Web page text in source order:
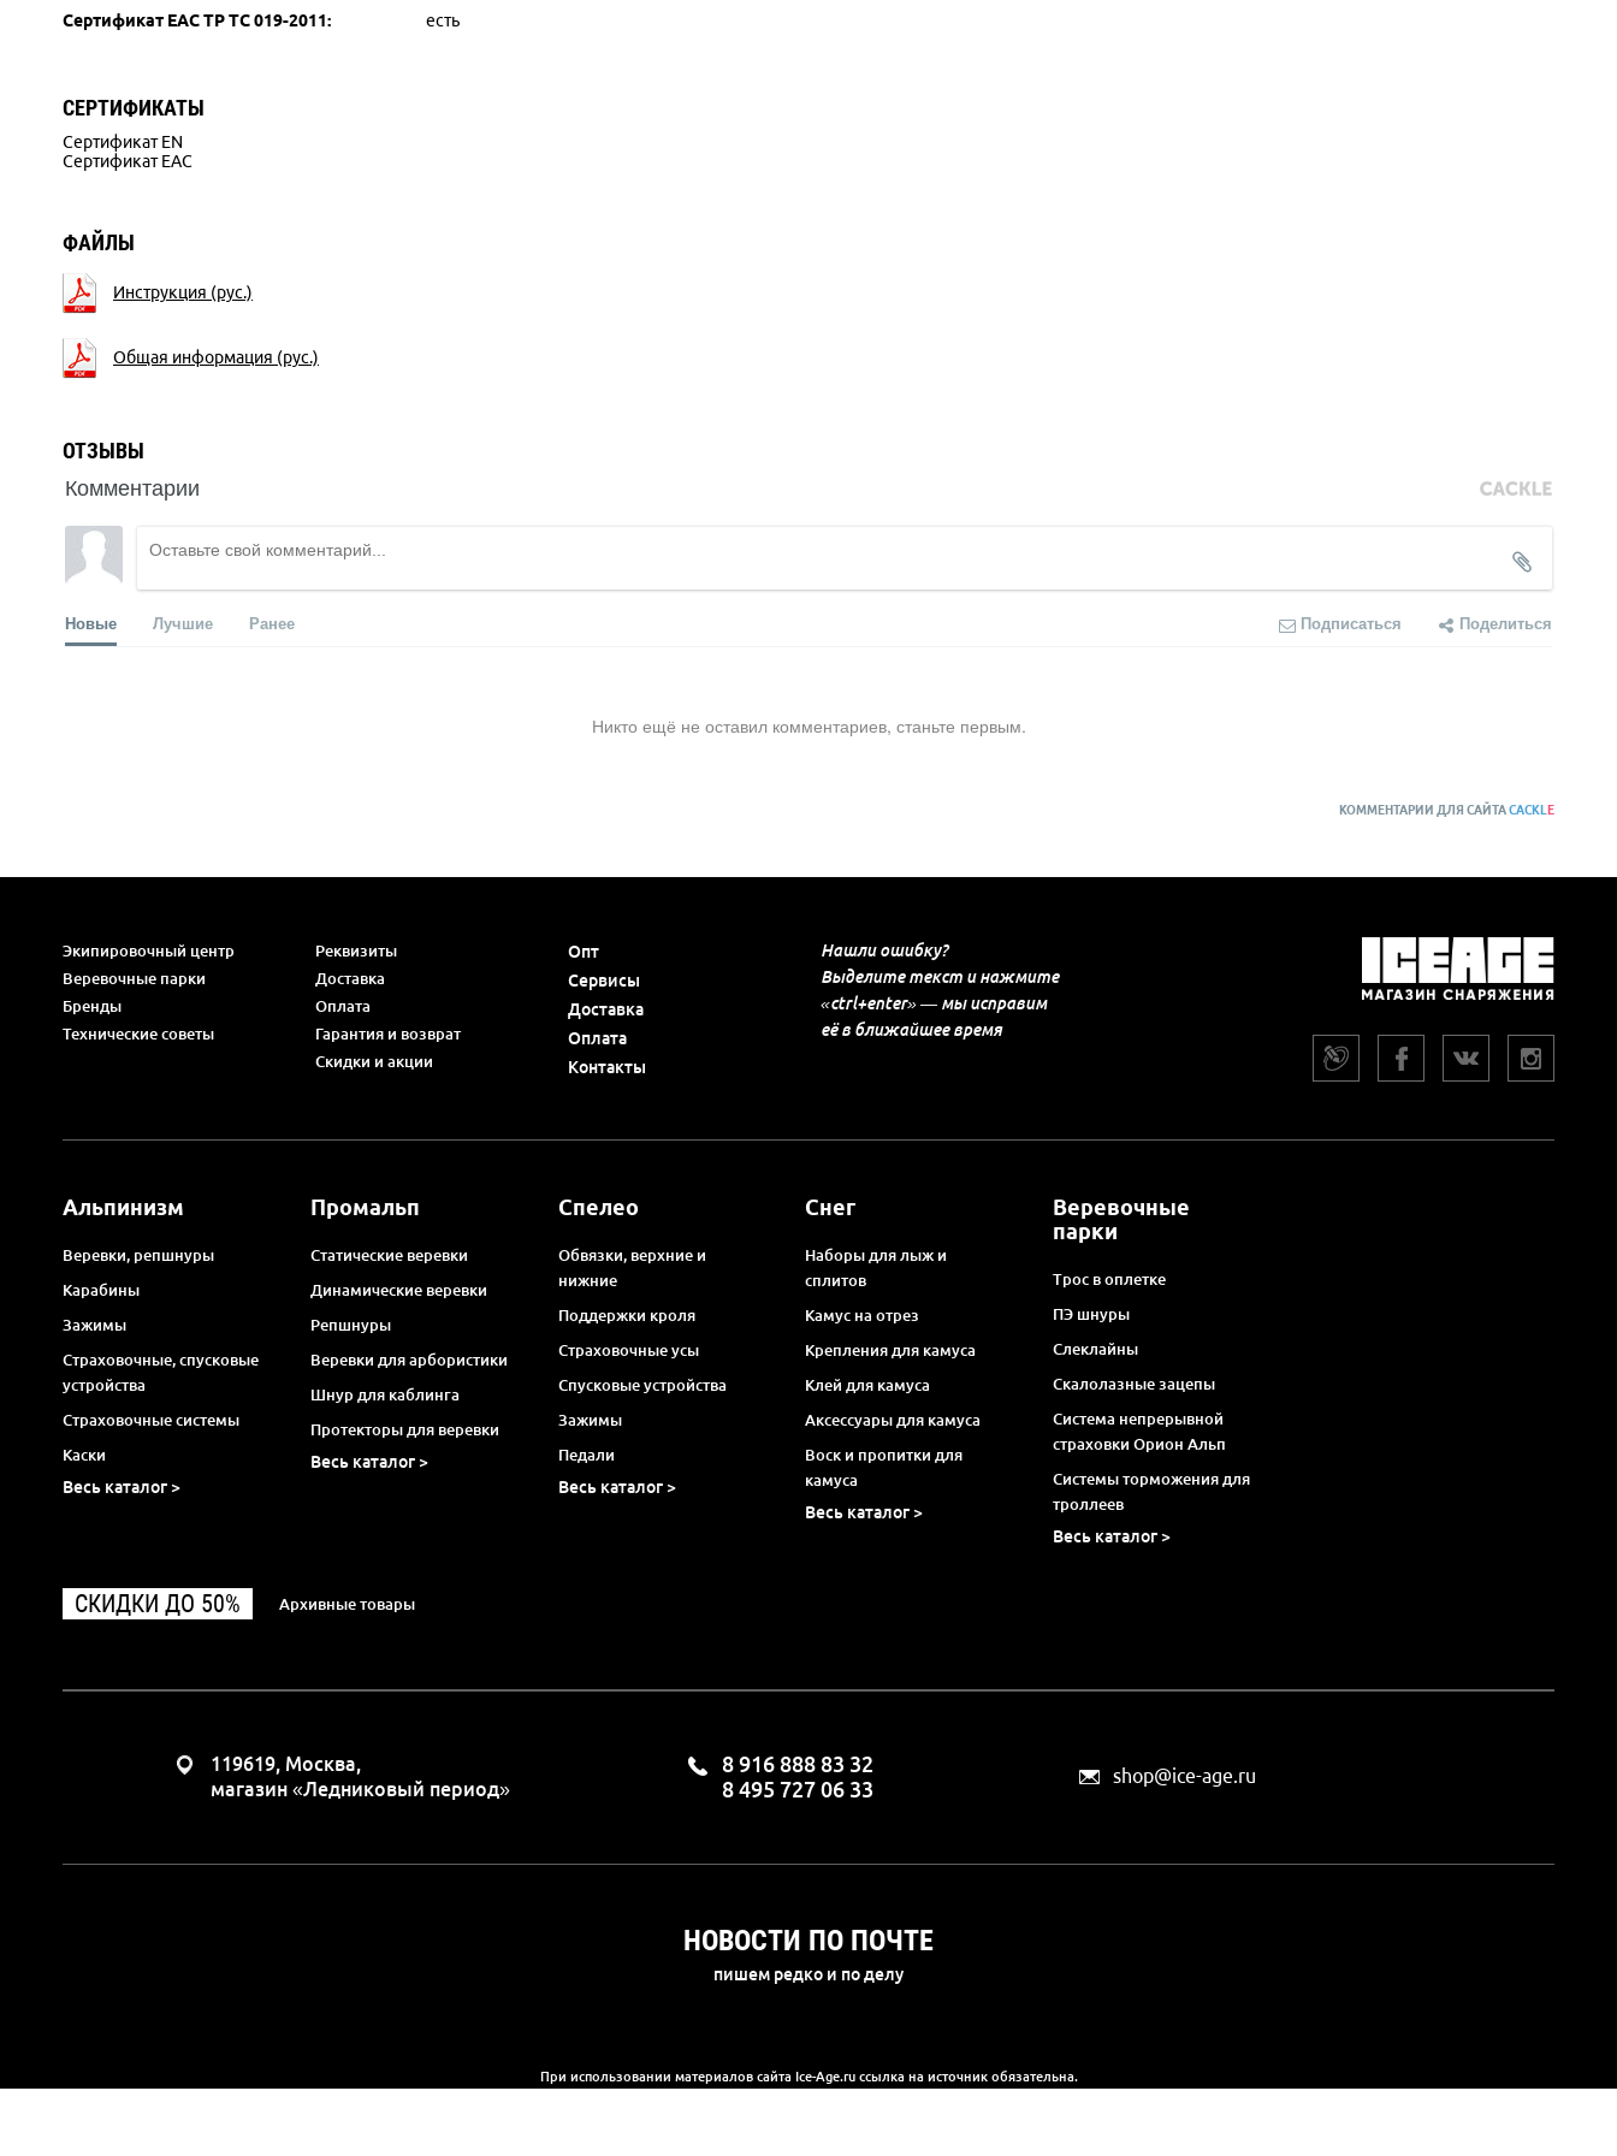
Сертификат ЕАС ТР ТС 019-2011:
есть
СЕРТИФИКАТЫ
Сертификат EN
Сертификат EAC
ФАЙЛЫ
Инструкция (рус.)
Общая информация (рус.)
ОТЗЫВЫ
Комментарии
Новые Лучшие Ранее Подписаться Поделиться
Никто ещё не оставил комментариев, станьте первым.
КОММЕНТАРИИ ДЛЯ САЙТАCACKL E
Экипировочный центр
Веревочные парки
Бренды
Технические советы
Реквизиты
Доставка
Оплата
Гарантия и возврат
Скидки и акции
Опт
Сервисы
Доставка
Оплата
Контакты
Нашли ошибку?
Выделите текст и нажмите
«ctrl+enter» — мы исправим
её в ближайшее время
Альпинизм
Веревки, репшнуры
Карабины
Зажимы
Страховочные, спусковые
устройства
Страховочные системы
Каски
Весь каталог >
Промальп
Статические веревки
Динамические веревки
Репшнуры
Веревки для арбористики
Шнур для каблинга
Протекторы для веревки
Весь каталог >
Спелео
Обвязки, верхние и
нижние
Поддержки кроля
Страховочные усы
Спусковые устройства
Зажимы
Педали
Весь каталог >
Снег
Наборы для лыж и
сплитов
Камус на отрез
Крепления для камуса
Клей для камуса
Аксессуары для камуса
Воск и пропитки для
камуса
Весь каталог >
Веревочные
парки
Трос в оплетке
ПЭ шнуры
Слеклайны
Скалолазные зацепы
Система непрерывной
страховки Орион Альп
Системы торможения для
троллеев
Весь каталог >
СКИДКИ ДО 50% Архивные товары
119619, Москва,
магазин «Ледниковый период»
8 916 888 83 32
8 495 727 06 33
shop@ice-age.ru
НОВОСТИ ПО ПОЧТЕ
пишем редко и по делу
При использовании материалов сайта Ice-Age.ru ссылка на источник обязательна.